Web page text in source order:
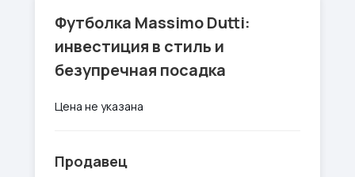
Футболка Massimo Dutti:
инвестиция в стиль и
безупречная посадка
Цена не указана
Продавец